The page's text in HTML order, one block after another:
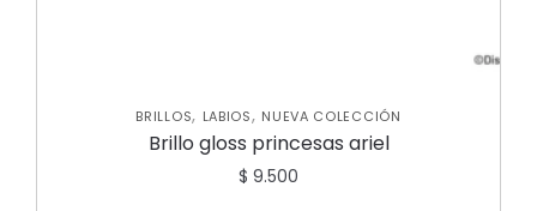
BRILLOS, LABIOS, NUEVA COLECCIÓN
Brillo gloss princesas ariel
$ 9.500